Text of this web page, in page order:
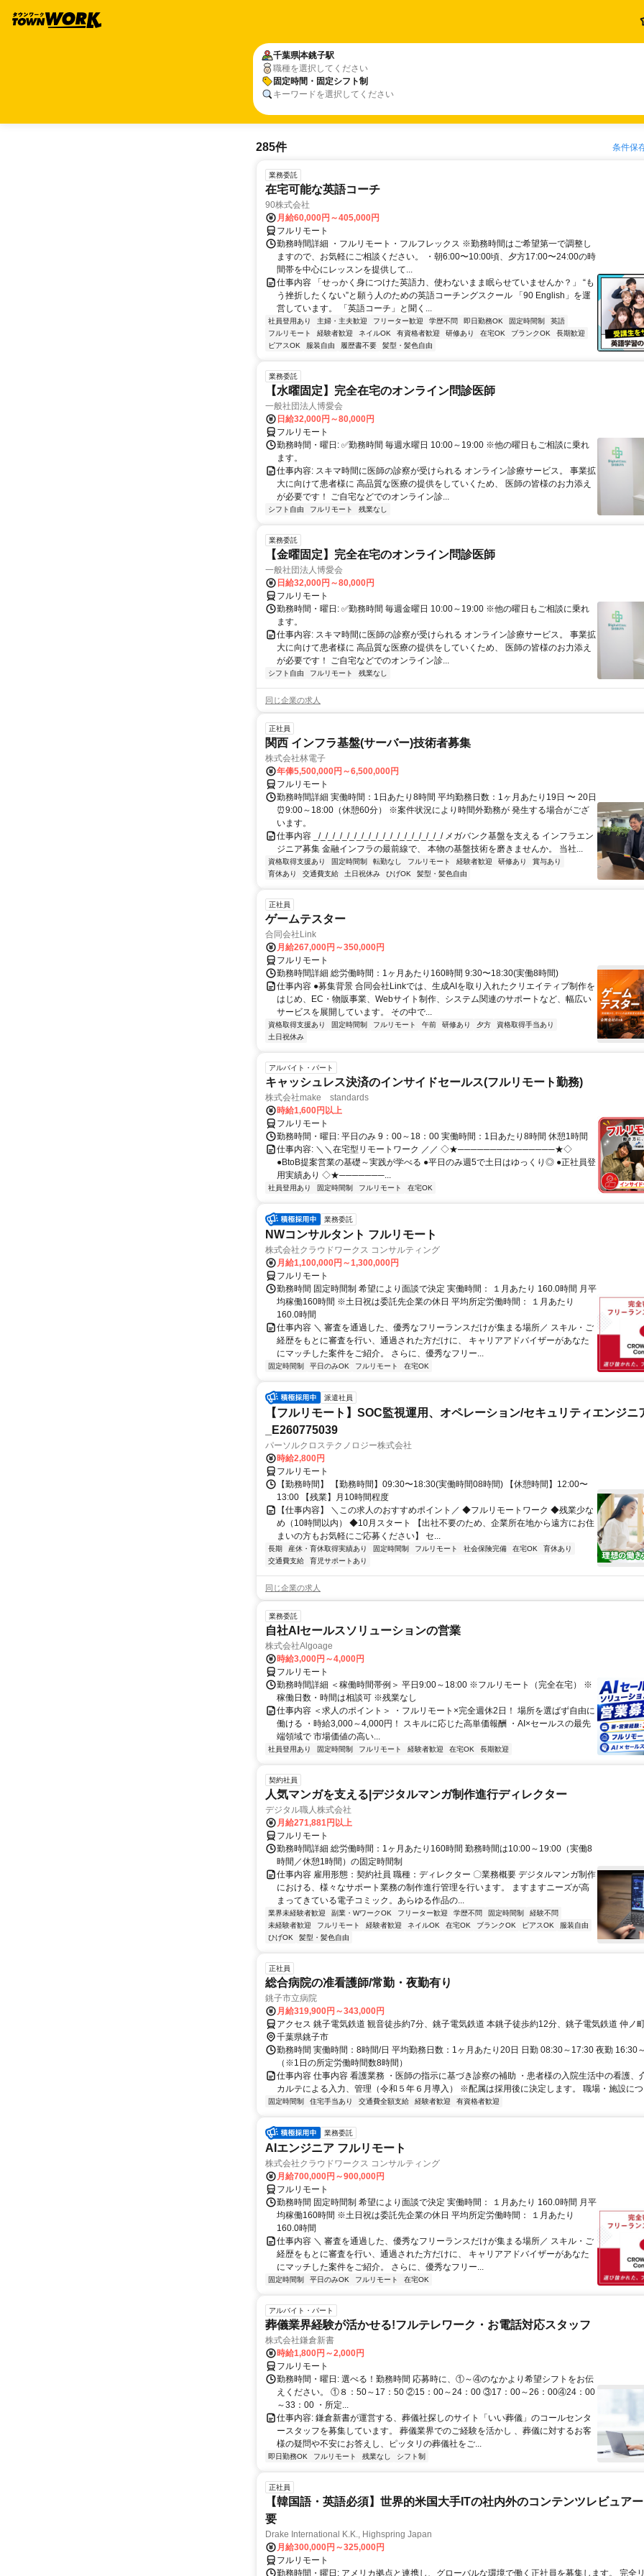
千葉県本銚子駅
職種を選択してください
固定時間・固定シフト制
キーワードを選択してください
285件 条件保
業務委託
在宅可能な英語コーチ
90株式会社
月給60,000円～405,000円
フルリモート
勤務時間詳細 ・フルリモート・フルフレックス ※勤務時間はご希望第一で調整し
ますので、お気軽にご相談ください。 ・朝6:00〜10:00頃、夕方17:00〜24:00の時
間帯を中心にレッスンを提供して...
仕事内容 「せっかく身につけた英語力、使わないまま眠らせていませんか？」 “も
う挫折したくない”と願う人のための英語コーチングスクール 「90 English」を運
営しています。 「英語コーチ」と聞く...
社員登用あり 主婦・主夫歓迎 フリーター歓迎 学歴不問 即日勤務OK 固定時間制
英語
フルリモート
経験者歓迎 ネイルOK 有資格者歓迎 研修あり 在宅OK ブランクOK
長期歓迎
ピアスOK
服装自由 履歴書不要 髪型・髪色自由
業務委託
【水曜固定】完全在宅のオンライン問診医師
一般社団法人博愛会
日給32,000円～80,000円
フルリモート
勤務時間・曜日: ✅勤務時間 毎週水曜日 10:00～19:00 ※他の曜日もご相談に乗れ
ます。
仕事内容: スキマ時間に医師の診察が受けられる オンライン診療サービス。 事業拡
大に向けて患者様に 高品質な医療の提供をしていくため、 医師の皆様のお力添え
が必要です！ ご自宅などでのオンライン診...
シフト自由 フルリモート 残業なし
業務委託
【金曜固定】完全在宅のオンライン問診医師
一般社団法人博愛会
日給32,000円～80,000円
フルリモート
勤務時間・曜日: ✅勤務時間 毎週金曜日 10:00～19:00 ※他の曜日もご相談に乗れ
ます。
仕事内容: スキマ時間に医師の診察が受けられる オンライン診療サービス。 事業拡
大に向けて患者様に 高品質な医療の提供をしていくため、 医師の皆様のお力添え
が必要です！ ご自宅などでのオンライン診...
シフト自由 フルリモート 残業なし
同じ企業の求人
正社員
関西 インフラ基盤(サーバー)技術者募集
株式会社林電子
年俸5,500,000円～6,500,000円
フルリモート
勤務時間詳細 実働時間：1日あたり8時間 平均勤務日数：1ヶ月あたり19日 〜 20日
⏰9:00～18:00（休憩60分） ※案件状況により時間外勤務が 発生する場合がござ
います。
仕事内容 _/_/_/_/_/_/_/_/_/_/_/_/_/_/_/_/_/_/ メガバンク基盤を支える インフラエン
ジニア募集 金融インフラの最前線で、 本物の基盤技術を磨きませんか。 当社...
資格取得支援あり 固定時間制 転勤なし フルリモート 経験者歓迎 研修あり
賞与あり
育休あり
交通費支給 土日祝休み ひげOK 髪型・髪色自由
正社員
ゲームテスター
合同会社Link
月給267,000円～350,000円
フルリモート
勤務時間詳細 総労働時間：1ヶ月あたり160時間 9:30〜18:30(実働8時間)
仕事内容 ●募集背景 合同会社Linkでは、生成AIを取り入れたクリエイティブ制作を
はじめ、EC・物販事業、Webサイト制作、システム関連のサポートなど、幅広い
サービスを展開しています。 その中で...
資格取得支援あり 固定時間制 フルリモート 午前 研修あり 夕方
資格取得手当あり
土日祝休み
アルバイト・パート
キャッシュレス決済のインサイドセールス(フルリモート勤務)
株式会社make standards
時給1,600円以上
フルリモート
勤務時間・曜日: 平日のみ 9：00～18：00 実働時間：1日あたり8時間 休憩1時間
仕事内容: ＼＼在宅型リモートワーク ／／ ◇★───────────────★◇
●BtoB提案営業の基礎～実践が学べる ●平日のみ週5で土日はゆっくり◎ ●正社員登
用実績あり ◇★───────...
社員登用あり 固定時間制 フルリモート 在宅OK
業務委託
NWコンサルタント フルリモート
株式会社クラウドワークス コンサルティング
月給1,100,000円～1,300,000円
フルリモート
勤務時間 固定時間制 希望により面談で決定 実働時間： １月あたり 160.0時間 月平
均稼働160時間 ※土日祝は委託先企業の休日 平均所定労働時間： １月あたり
160.0時間
仕事内容 ＼ 審査を通過した、優秀なフリーランスだけが集まる場所／ スキル・ご
経歴をもとに審査を行い、通過された方だけに、 キャリアアドバイザーがあなた
にマッチした案件をご紹介。 さらに、優秀なフリー...
固定時間制 平日のみOK フルリモート 在宅OK
派遣社員
【フルリモート】SOC監視運用、オペレーション/セキュリティエンジニ
_E260775039
パーソルクロステクノロジー株式会社
時給2,800円
フルリモート
【勤務時間】 【勤務時間】09:30〜18:30(実働時間08時間) 【休憩時間】12:00〜
13:00 【残業】月10時間程度
【仕事内容】 ＼この求人のおすすめポイント／ ◆フルリモートワーク ◆残業少な
め（10時間以内） ◆10月スタート 【出社不要のため、企業所在地から遠方にお住
まいの方もお気軽にご応募ください】 セ...
長期 産休・育休取得実績あり 固定時間制 フルリモート 社会保険完備 在宅OK
育休あり
交通費支給
育児サポートあり
同じ企業の求人
業務委託
自社AIセールスソリューションの営業
株式会社Algoage
時給3,000円～4,000円
フルリモート
勤務時間詳細 ＜稼働時間帯例＞ 平日9:00～18:00 ※フルリモート（完全在宅） ※
稼働日数・時間は相談可 ※残業なし
仕事内容 ＜求人のポイント＞ ・フルリモート×完全週休2日！ 場所を選ばず自由に
働ける ・時給3,000～4,000円！ スキルに応じた高単価報酬 ・AI×セールスの最先
端領域で 市場価値の高い...
社員登用あり 固定時間制 フルリモート 経験者歓迎 在宅OK 長期歓迎
契約社員
人気マンガを支える|デジタルマンガ制作進行ディレクター
デジタル職人株式会社
月給271,881円以上
フルリモート
勤務時間詳細 総労働時間：1ヶ月あたり160時間 勤務時間は10:00～19:00（実働8
時間／休憩1時間）の固定時間制
仕事内容 雇用形態：契約社員 職種：ディレクター 〇業務概要 デジタルマンガ制作
における、様々なサポート業務の制作進行管理を行います。 ますますニーズが高
まってきている電子コミック。あらゆる作品の...
業界未経験者歓迎 副業・WワークOK フリーター歓迎 学歴不問 固定時間制
経験不問
未経験者歓迎
フルリモート 経験者歓迎 ネイルOK 在宅OK ブランクOK ピアスOK
服装自由
ひげOK
髪型・髪色自由
正社員
総合病院の准看護師/常勤・夜勤有り
銚子市立病院
月給319,900円～343,000円
アクセス 銚子電気鉄道 観音徒歩約7分、銚子電気鉄道 本銚子徒歩約12分、銚子電気鉄道 仲ノ
千葉県銚子市
勤務時間 実働時間：8時間/日 平均勤務日数：1ヶ月あたり20日 日勤 08:30～17:30 夜勤 16:30
（※1日の所定労働時間数8時間）
仕事内容 仕事内容 看護業務 ・医師の指示に基づき診察の補助 ・患者様の入院生活中の看護、
カルテによる入力、管理（令和５年６月導入） ※配属は採用後に決定します。 職場・施設に
固定時間制 住宅手当あり 交通費全額支給 経験者歓迎 有資格者歓迎
業務委託
AIエンジニア フルリモート
株式会社クラウドワークス コンサルティング
月給700,000円～900,000円
フルリモート
勤務時間 固定時間制 希望により面談で決定 実働時間： １月あたり 160.0時間 月平
均稼働160時間 ※土日祝は委託先企業の休日 平均所定労働時間： １月あたり
160.0時間
仕事内容 ＼ 審査を通過した、優秀なフリーランスだけが集まる場所／ スキル・ご
経歴をもとに審査を行い、通過された方だけに、 キャリアアドバイザーがあなた
にマッチした案件をご紹介。 さらに、優秀なフリー...
固定時間制 平日のみOK フルリモート 在宅OK
アルバイト・パート
葬儀業界経験が活かせる!フルテレワーク・お電話対応スタッフ
株式会社鎌倉新書
時給1,800円～2,000円
フルリモート
勤務時間・曜日: 選べる！勤務時間 応募時に、①～④のなかより希望シフトをお伝
えください。 ①８：50～17：50 ②15：00～24：00 ③17：00～26：00④24：00
～33：00 ・所定...
仕事内容: 鎌倉新書が運営する、葬儀社探しのサイト「いい葬儀」のコールセンタ
ースタッフを募集しています。 葬儀業界でのご経験を活かし 、葬儀に対するお客
様の疑問や不安にお答えし、ピッタリの葬儀社をご...
即日勤務OK フルリモート 残業なし シフト制
正社員
【韓国語・英語必須】世界的米国大手ITの社内外のコンテンツレビュア
要
Drake International K.K., Highspring Japan
月給300,000円～325,000円
フルリモート
勤務時間・曜日: アメリカ拠点と連携し、グローバルな環境で働く正社員を募集します。 完全